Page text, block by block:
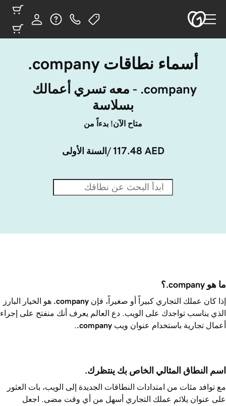
أسماء نطاقات ‎.company
‎.company - معه تسري أعمالك
بسلاسة
متاح الآن! بدءاً من
117.48 AED /السنة الأولى
ما هو ‎.company؟
إذا كان عملك التجاري كبيراً أو صغيراً، فإن .company هو الخيار البارز
الذي يناسب تواجدك على الويب. دع العالم يعرف أنك منفتح على إجراء
أعمال تجارية باستخدام عنوان ويب .company
اسم النطاق المثالي الخاص بك ينتظرك.
مع توافد مئات من امتدادات النطاقات الجديدة إلى الويب، بات العثور
على عنوان يلائم عملك التجاري أسهل من أي وقت مضى. اجعل